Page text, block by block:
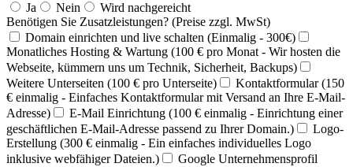
Ja
Nein
Wird nachgereicht
Benötigen Sie Zusatzleistungen? (Preise zzgl. MwSt)
Domain einrichten und live schalten (Einmalig - 300€)
Monatliches Hosting & Wartung (100 € pro Monat - Wir hosten die
Webseite, kümmern uns um Technik, Sicherheit, Backups)
Weitere Unterseiten (100 € pro Unterseite)
Kontaktformular (150
€ einmalig - Einfaches Kontaktformular mit Versand an Ihre E-Mail-
Adresse)
E-Mail Einrichtung (100 € einmalig - Einrichtung einer
geschäftlichen E-Mail-Adresse passend zu Ihrer Domain.)
Logo-
Erstellung (300 € einmalig - Ein einfaches individuelles Logo
inklusive webfähiger Dateien.)
Google Unternehmensprofil